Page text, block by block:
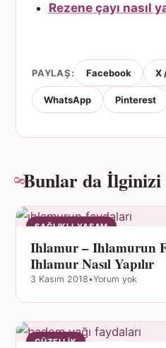
Rezene çayı nasıl
PAYLAŞ: Facebook X
WhatsApp Pinterest
Bunlar da
SAĞLIKLI YAŞAM
Ihlamur – Ihlamurun
Ihlamur Nasıl Yapılır
3 Kasım 2018•Yorum yok
GÜZELLIK